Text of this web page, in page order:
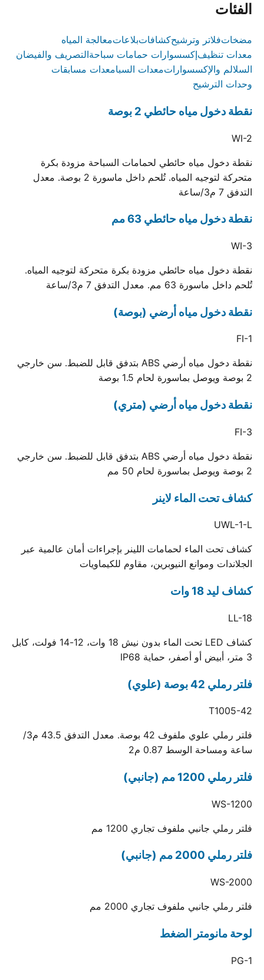
الفئات
مضخاتفلاتر وترشيحكشافاتبلاعاتمعالجة المياه
معدات تنظيفإكسسوارات حمامات سباحةالتصريف والفيضان
السلالم والإكسسواراتمعدات السبامعدات مسابقات
وحدات الترشيح
نقطة دخول مياه حائطي 2 بوصة
WI-2
نقطة دخول مياه حائطي لحمامات السباحة مزودة بكرة
متحركة لتوجيه المياه. تُلحم داخل ماسورة 2 بوصة. معدل
التدفق 7 م3/ساعة
نقطة دخول مياه حائطي 63 مم
WI-3
نقطة دخول مياه حائطي مزودة بكرة متحركة لتوجيه المياه.
تُلحم داخل ماسورة 63 مم. معدل التدفق 7 م3/ساعة
نقطة دخول مياه أرضي (بوصة)
FI-1
نقطة دخول مياه أرضي ABS بتدفق قابل للضبط. سن خارجي
2 بوصة ويوصل بماسورة لحام 1.5 بوصة
نقطة دخول مياه أرضي (متري)
FI-3
نقطة دخول مياه أرضي ABS بتدفق قابل للضبط. سن خارجي
2 بوصة ويوصل بماسورة لحام 50 مم
كشاف تحت الماء لاينر
UWL-1-L
كشاف تحت الماء لحمامات اللينر بإجراءات أمان عالمية عبر
الجلاندات وموانع النيوبرين، مقاوم للكيماويات
كشاف ليد 18 وات
LL-18
كشاف LED تحت الماء بدون نيش 18 وات، 12-14 فولت، كابل
3 متر، أبيض أو أصفر، حماية IP68
فلتر رملي 42 بوصة (علوي)
T1005-42
فلتر رملي علوي ملفوف 42 بوصة. معدل التدفق 43.5 م3/
ساعة ومساحة الوسط 0.87 م2
فلتر رملي 1200 مم (جانبي)
WS-1200
فلتر رملي جانبي ملفوف تجاري 1200 مم
فلتر رملي 2000 مم (جانبي)
WS-2000
فلتر رملي جانبي ملفوف تجاري 2000 مم
لوحة مانومتر الضغط
PG-1